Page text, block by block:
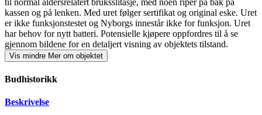
kassen og på lenken. Med uret følger sertifikat og original eske. Uret
er ikke funksjonstestet og Nyborgs innestår ikke for funksjon. Uret
har behov for nytt batteri. Potensielle kjøpere oppfordres til å se
gjennom bildene for en detaljert visning av objektets tilstand.
Vis mindre Mer om objektet
Budhistorikk
Beskrivelse